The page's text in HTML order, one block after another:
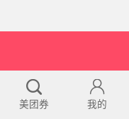
美团券 我的